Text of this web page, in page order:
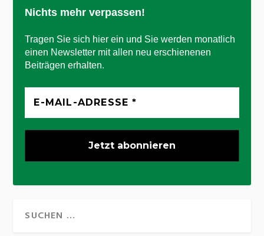
Nichts mehr verpassen!
Tragen Sie sich hier ein und Sie werden monatlich
einen Newsletter mit allen neu erschienenen
Beiträgen erhalten.